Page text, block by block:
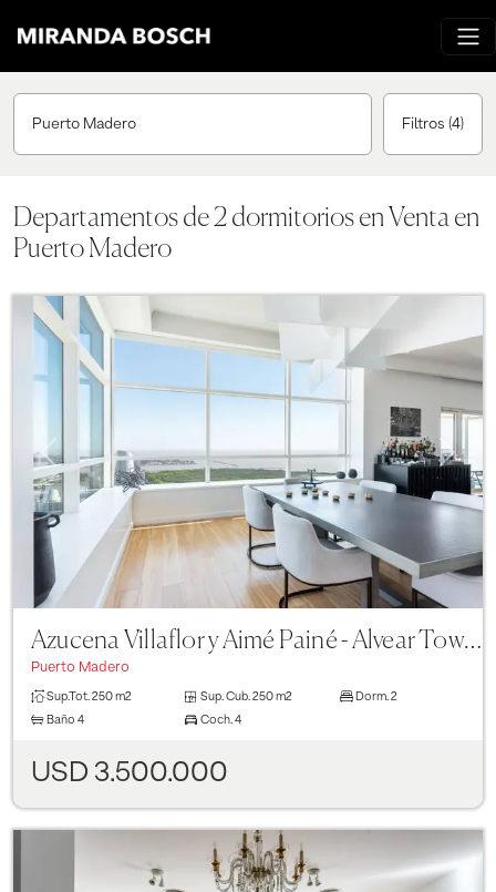
Puerto Madero Filtros (4)
Departamentos de 2 dormitorios en Venta en
Puerto Madero
Previous
Azucena Villaflor y Aimé Painé - Alvear Tower
Puerto Madero
Sup.Tot.250 m2 Sup. Cub. 250 m2 Dorm. 2
Baño 4 Coch. 4
USD 3.500.000